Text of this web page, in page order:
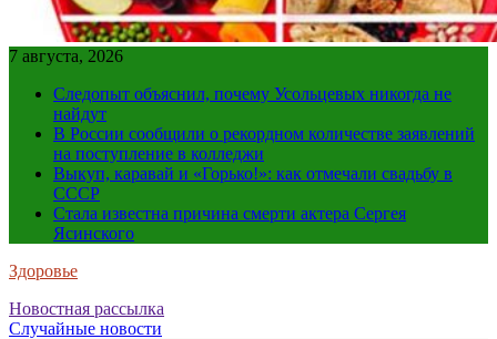
7 августа, 2026
Следопыт объяснил, почему Усольцевых никогда не
найдут
В России сообщили о рекордном количестве заявлений
на поступление в колледжи
Выкуп, каравай и «Горько!»: как отмечали свадьбу в
СССР
Стала известна причина смерти актера Сергея
Ясинского
Здоровье
Новостная рассылка
Случайные новости